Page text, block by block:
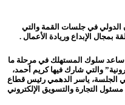
الدولي في جلسات القمة والتي
بمجال الإبداع وريادة الأعمال .
سلوك المستهلك في مرحلة ما
والتي شارك فيها كريم أحمد،
الجلسة، ياسر الدهمي رئيس قطاع
مسئول التجارة والتسويق الإلكتروني